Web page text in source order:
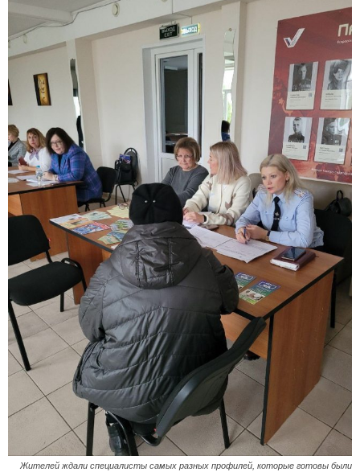
Жителей ждали специалисты самых разных профилей, которые готовы были